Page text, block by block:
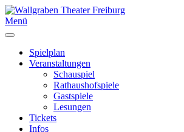
Menü
Spielplan
Veranstaltungen
Schauspiel
Rathaushofspiele
Gastspiele
Lesungen
Tickets
Infos